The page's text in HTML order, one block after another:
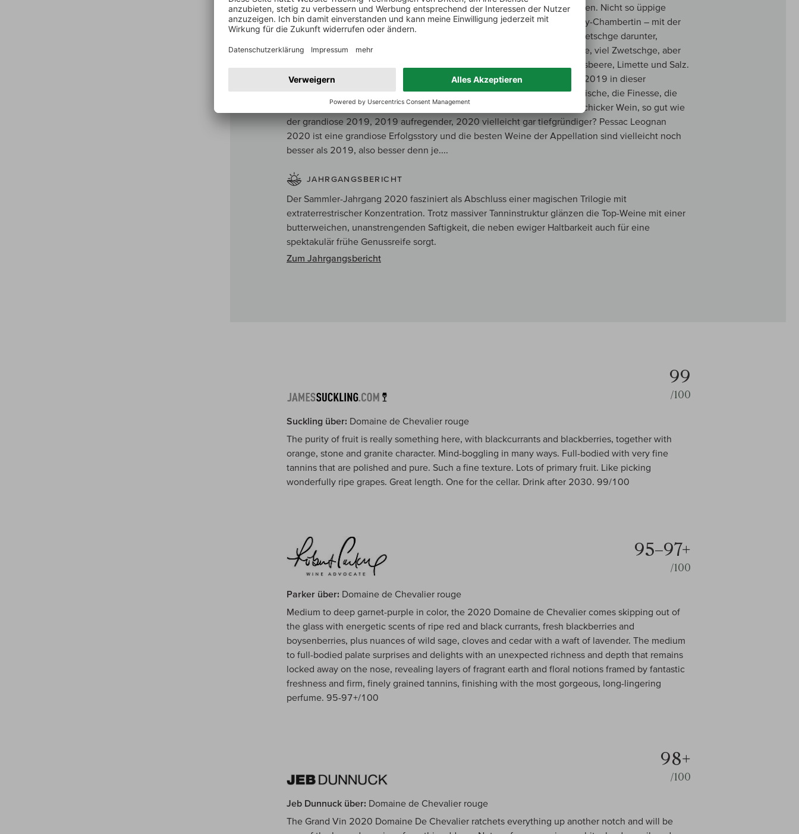
wiederholen kann. So eine hohe Intensität. Blütenduftig, aber feine Blüten. Nicht so üppige
Veilchen, sondern ganz zarte helle Blüten. Darunter Burgund pur. Gevrey-Chambertin – mit der
ganzen Kirschigkeit, die man auch dort vermutet und erwartet. Helle Zwetschge darunter,
spielerisch und doch hochintensiv. Totale Finesse im Mund. Sauerkirsche, viel Zwetschge, aber
junge Zwetschge. Grandiose Länge, im Finale pinke Grapefruit, Johannisbeere, Limette und Salz.
Lang, spielerisch und fein. Auch hier ein sehr klassisches Jahr. Und wie 2019 in dieser
wunderbaren Balance zwischen Reife und Frische laufend, wobei die Frische, die Finesse, die
Feinheit, Zartheit und drahtige Power überwiegen. Was für ein extrem schicker Wein, so gut wie
der grandiose 2019, 2019 aufregender, 2020 vielleicht gar tiefgründiger? Pessac Leognan
2020 ist eine grandiose Erfolgsstory und die besten Weine der Appellation sind vielleicht noch
besser als 2019, also besser denn je....
JAHRGANGSBERICHT
Der Sammler-Jahrgang 2020 fasziniert als Abschluss einer magischen Trilogie mit
extraterrestrischer Konzentration. Trotz massiver Tanninstruktur glänzen die Top-Weine mit einer
butterweichen, unanstrengenden Saftigkeit, die neben ewiger Haltbarkeit auch für eine
spektakulär frühe Genussreife sorgt.
Zum Jahrgangsbericht
99
/100
Suckling über: Domaine de Chevalier rouge
The purity of fruit is really something here, with blackcurrants and blackberries, together with
orange, stone and granite character. Mind-boggling in many ways. Full-bodied with very fine
tannins that are polished and pure. Such a fine texture. Lots of primary fruit. Like picking
wonderfully ripe grapes. Great length. One for the cellar. Drink after 2030. 99/100
95–97+
/100
Parker über: Domaine de Chevalier rouge
Medium to deep garnet-purple in color, the 2020 Domaine de Chevalier comes skipping out of
the glass with energetic scents of ripe red and black currants, fresh blackberries and
boysenberries, plus nuances of wild sage, cloves and cedar with a waft of lavender. The medium
to full-bodied palate surprises and delights with an unexpected richness and depth that remains
locked away on the nose, revealing layers of fragrant earth and floral notions framed by fantastic
freshness and firm, finely grained tannins, finishing with the most gorgeous, long-lingering
perfume. 95-97+/100
98+
/100
Jeb Dunnuck über: Domaine de Chevalier rouge
The Grand Vin 2020 Domaine De Chevalier ratchets everything up another notch and will be